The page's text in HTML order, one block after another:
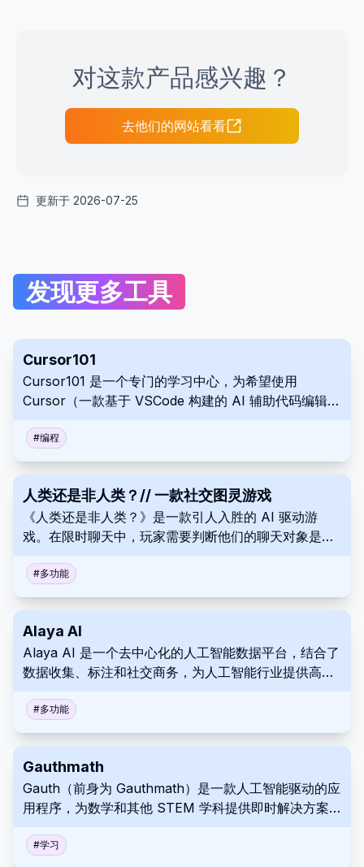
对这款产品感兴趣？
去他们的网站看看
更新于 2026-07-25
发现更多工具
Cursor101
Cursor101 是一个专门的学习中心，为希望使用
Cursor（一款基于 VSCode 构建的 AI 辅助代码编辑
南。
#编程
人类还是非人类？// 一款社交图灵游戏
《人类还是非人类？》是一款引人入胜的 AI 驱动游
戏。在限时聊天中，玩家需要判断他们的聊天对象是人
#多功能
Alaya AI
Alaya AI 是一个去中心化的人工智能数据平台，结合了
数据收集、标注和社交商务，为人工智能行业提供高质
#多功能
Gauthmath
Gauth（前身为 Gauthmath）是一款人工智能驱动的应
用程序，为数学和其他 STEM 学科提供即时解决方案
师。
#学习